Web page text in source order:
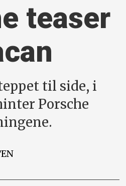
teaser
til side, i
Porsche